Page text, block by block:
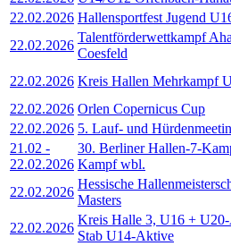
22.02.2026 Hallensportfest Jugend
22.02.2026
Talentförderwettkampf
Coesfeld
22.02.2026 Kreis Hallen Mehrkampf
22.02.2026 Orlen Copernicus Cup
22.02.2026 5. Lauf- und
21.02 -
22.02.2026
30. Berliner Hallen-7-
Kampf wbl.
22.02.2026
Hessische
Masters
22.02.2026
Kreis Halle 3, U16 +
Stab U14-Aktive